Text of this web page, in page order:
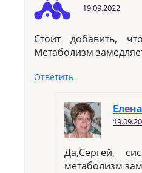
19.09.2022
Стоит добавить,
Метаболизм
Ответить
Да,Сергей,
метаболизм